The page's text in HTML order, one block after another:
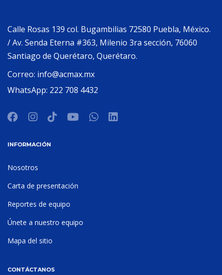
Calle Rosas 139 col. Bugambilias 72580 Puebla, México.
/ Av. Senda Eterna #363, Milenio 3ra sección, 76060
Santiago de Querétaro, Querétaro.
Correo: info@acmax.mx
WhatsApp: 222 708 4432
INFORMACIÓN
Nosotros
Carta de presentación
Reportes de equipo
Únete a nuestro equipo
Mapa del sitio
CONTÁCTANOS